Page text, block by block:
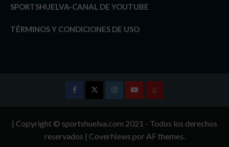
SPORTSHUELVA-CANAL DE YOUTUBE
TÉRMINOS Y CONDICIONES DE USO
InstagramYoutubeTÉRMINOS
CONDICIONES
| Copyright © sportshuelva.com 2021 - Todos los derechos
reservados | CoverNews por AF themes.